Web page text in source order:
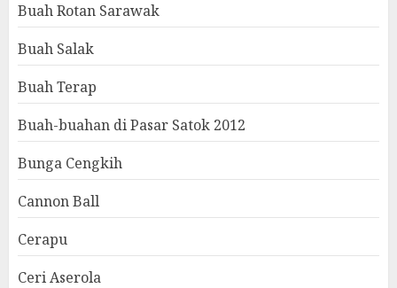
Buah Rotan Sarawak
Buah Salak
Buah Terap
Buah-buahan di Pasar Satok 2012
Bunga Cengkih
Cannon Ball
Cerapu
Ceri Aserola